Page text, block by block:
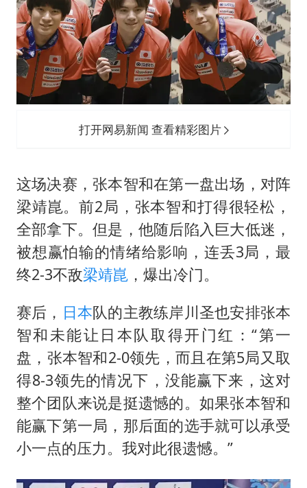
打开网易新闻 查看精彩图片
这场决赛，张本智和在第一盘出场，对阵
梁靖崑。前2局，张本智和打得很轻松，
全部拿下。但是，他随后陷入巨大低迷，
被想赢怕输的情绪给影响，连丢3局，最
终2-3不敌梁靖崑，爆出冷门。
赛后， 日本队的主教练岸川圣也安排张本
智和未能让日本队取得开门红：“第一
盘，张本智和2-0领先，而且在第5局又取
得8-3领先的情况下，没能赢下来，这对
整个团队来说是挺遗憾的。如果张本智和
能赢下第一局，那后面的选手就可以承受
小一点的压力。我对此很遗憾。”